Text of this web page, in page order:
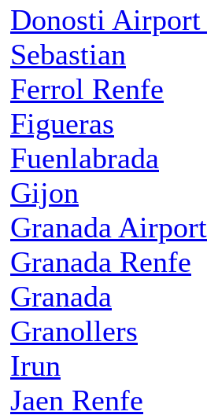
Donosti Airport
Sebastian
Ferrol Renfe
Figueras
Fuenlabrada
Gijon
Granada Airport
Granada Renfe
Granada
Granollers
Irun
Jaen Renfe